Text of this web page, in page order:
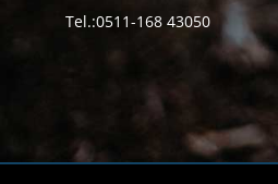
Tel.:0511-168 43050